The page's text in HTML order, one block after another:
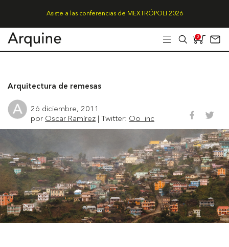
Asiste a las conferencias de MEXTRÓPOLI 2026
0
Arquitectura de remesas
26 diciembre, 2011
por Oscar Ramírez | Twitter: Oo_inc